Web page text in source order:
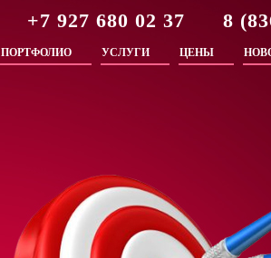
+7 927 680 02 37 8
ПОРТФОЛИО УСЛУГИ ЦЕНЫ